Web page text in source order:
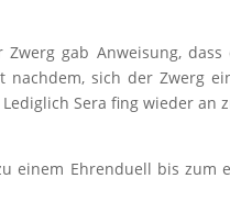
gab Anweisung,
nachdem, sich der Zwerg
Sera fing wieder an
einem Ehrenduell bis